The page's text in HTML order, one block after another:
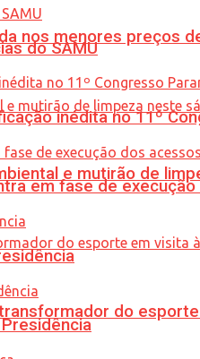
nos menores preços
e mutirão de
do
do SAMU
inédita no 11º
em fase de